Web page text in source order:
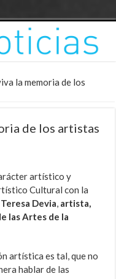
la memoria de los
de los artistas
artístico y
Cultural con la
Devia, artista,
las Artes de la
artística es tal, que no
hablar de las